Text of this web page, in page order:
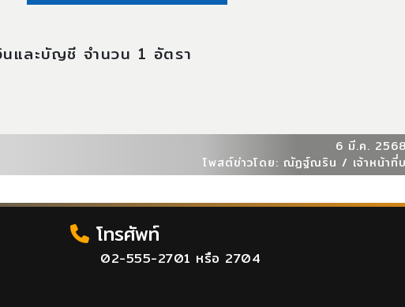
และบัญชี จำนวน 1 อัตรา
6 มี.ค.
โพสต์ข่าวโดย: ณัฏฐ์ณริน / เจ้าหน้าที่บ
โทรศัพท์
02-555-2701 หรือ 2704